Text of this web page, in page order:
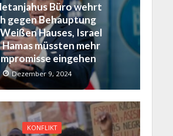
Büro wehrt
gegen Behauptung
Hauses, Israel
Hamas müssten mehr
eingehen
Dezember 9, 2024
KONFLIKT